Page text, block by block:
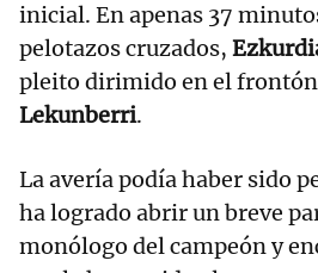
inicial. En apenas 37
pelotazos cruzados,
pleito dirimido en el frontón
Lekunberri.
La avería podía haber sido
ha logrado abrir un breve
monólogo del campeón y